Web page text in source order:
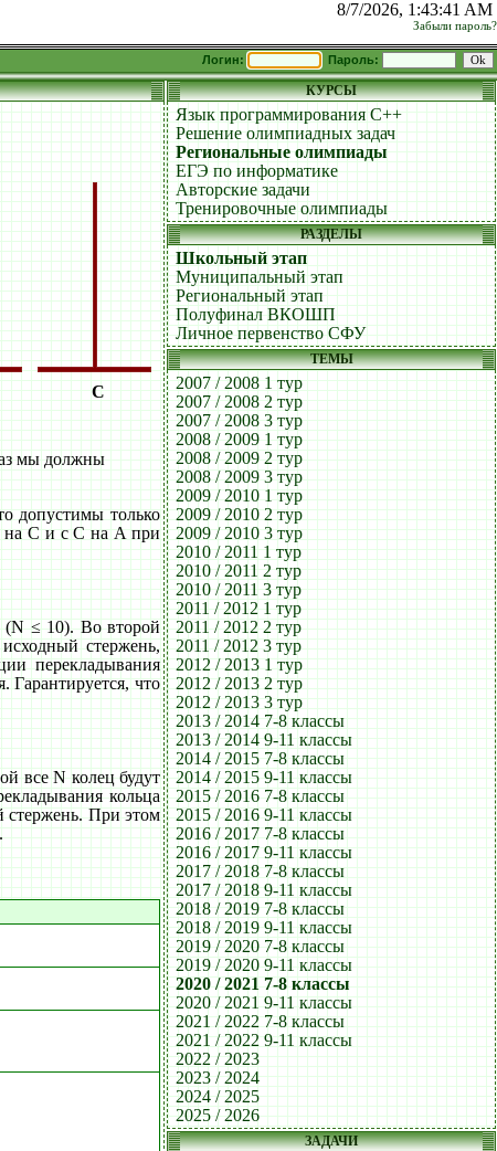
8/7/2026, 1:43:41 AM
Забыли пароль?
Логин: Пароль:
C
мы должны
допустимы только
на C и с C на A при
(N ≤ 10). Во второй
стержень,
перекладывания
Гарантируется, что
все N колец будут
кольца
стержень. При этом
КУРСЫ
Язык программирования C++
Решение олимпиадных задач
Региональные олимпиады
ЕГЭ по информатике
Авторские задачи
Тренировочные олимпиады
РАЗДЕЛЫ
Школьный этап
Муниципальный этап
Региональный этап
Полуфинал ВКОШП
Личное первенство СФУ
ТЕМЫ
2007 / 2008 1 тур
2007 / 2008 2 тур
2007 / 2008 3 тур
2008 / 2009 1 тур
2008 / 2009 2 тур
2008 / 2009 3 тур
2009 / 2010 1 тур
2009 / 2010 2 тур
2009 / 2010 3 тур
2010 / 2011 1 тур
2010 / 2011 2 тур
2010 / 2011 3 тур
2011 / 2012 1 тур
2011 / 2012 2 тур
2011 / 2012 3 тур
2012 / 2013 1 тур
2012 / 2013 2 тур
2012 / 2013 3 тур
2013 / 2014 7-8 классы
2013 / 2014 9-11 классы
2014 / 2015 7-8 классы
2014 / 2015 9-11 классы
2015 / 2016 7-8 классы
2015 / 2016 9-11 классы
2016 / 2017 7-8 классы
2016 / 2017 9-11 классы
2017 / 2018 7-8 классы
2017 / 2018 9-11 классы
2018 / 2019 7-8 классы
2018 / 2019 9-11 классы
2019 / 2020 7-8 классы
2019 / 2020 9-11 классы
2020 / 2021 7-8 классы
2020 / 2021 9-11 классы
2021 / 2022 7-8 классы
2021 / 2022 9-11 классы
2022 / 2023
2023 / 2024
2024 / 2025
2025 / 2026
ЗАДАЧИ